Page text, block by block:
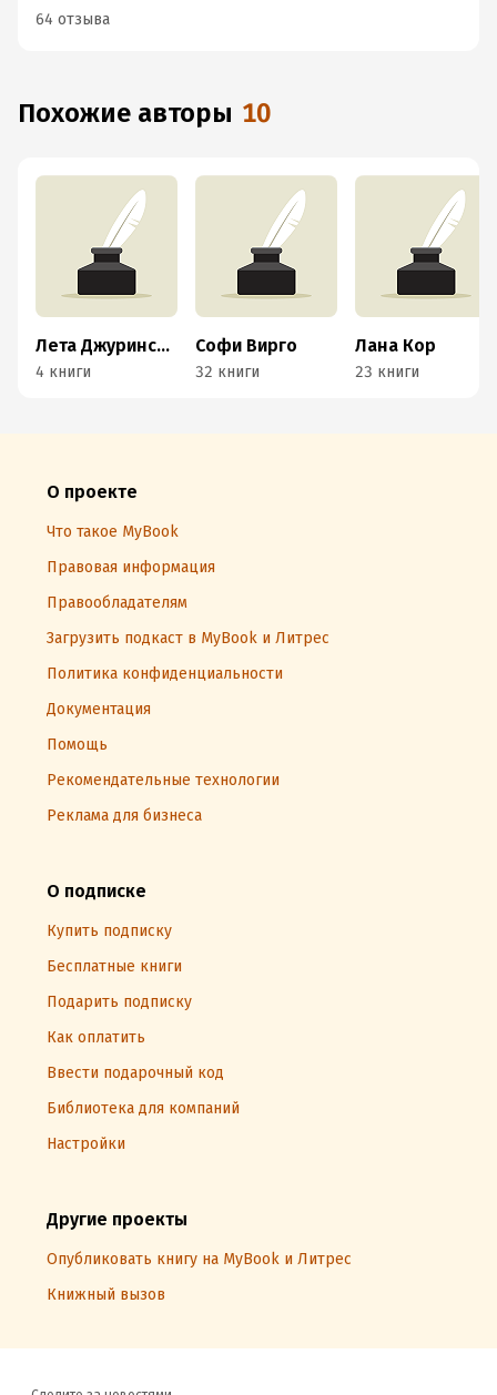
64 отзыва
Похожие авторы 10
Лета Джуринская
4 книги
Софи Вирго
32 книги
Лана Кор
23 книги
О проекте
Что такое MyBook
Правовая информация
Правообладателям
Загрузить подкаст в MyBook и Литрес
Политика конфиденциальности
Документация
Помощь
Рекомендательные технологии
Реклама для бизнеса
О подписке
Купить подписку
Бесплатные книги
Подарить подписку
Как оплатить
Ввести подарочный код
Библиотека для компаний
Настройки
Другие проекты
Опубликовать книгу на MyBook и Литрес
Книжный вызов